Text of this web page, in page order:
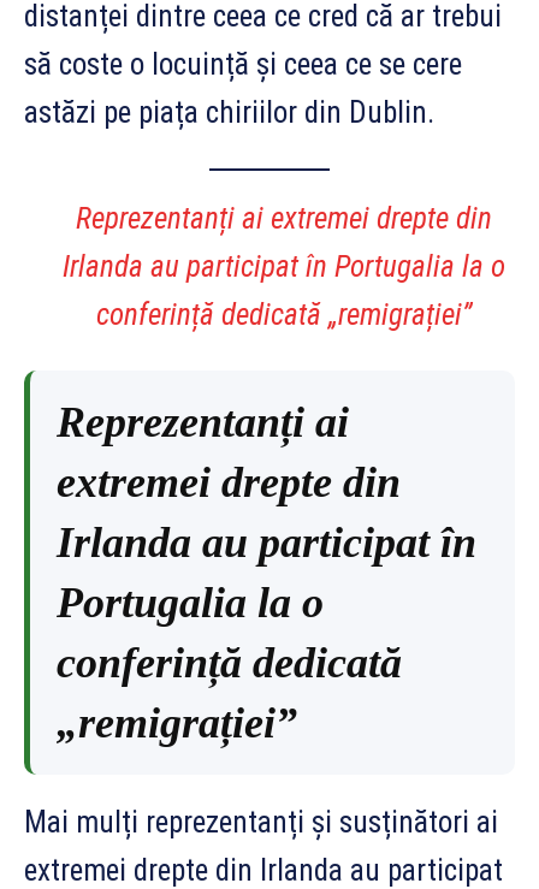
distanței dintre ceea ce cred că ar trebui
să coste o locuință și ceea ce se cere
astăzi pe piața chiriilor din Dublin.
Reprezentanți ai extremei drepte din
Irlanda au participat în Portugalia la o
conferință dedicată „remigrației”
Reprezentanți ai
extremei drepte din
Irlanda au participat în
Portugalia la o
conferință dedicată
„remigrației”
Mai mulți reprezentanți și susținători ai
extremei drepte din Irlanda au participat